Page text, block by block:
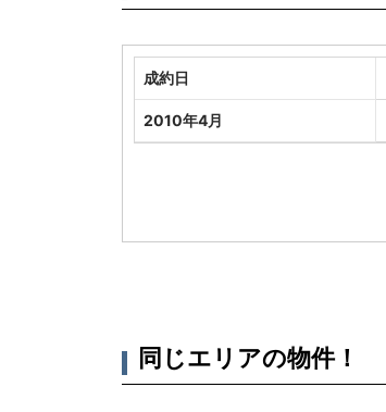
成約日
2010年4月
同じエリアの物件！